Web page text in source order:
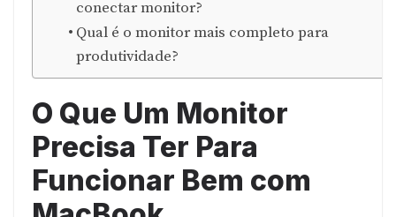
conectar monitor?
Qual é o monitor mais completo para
produtividade?
O Que Um Monitor
Precisa Ter Para
Funcionar Bem com